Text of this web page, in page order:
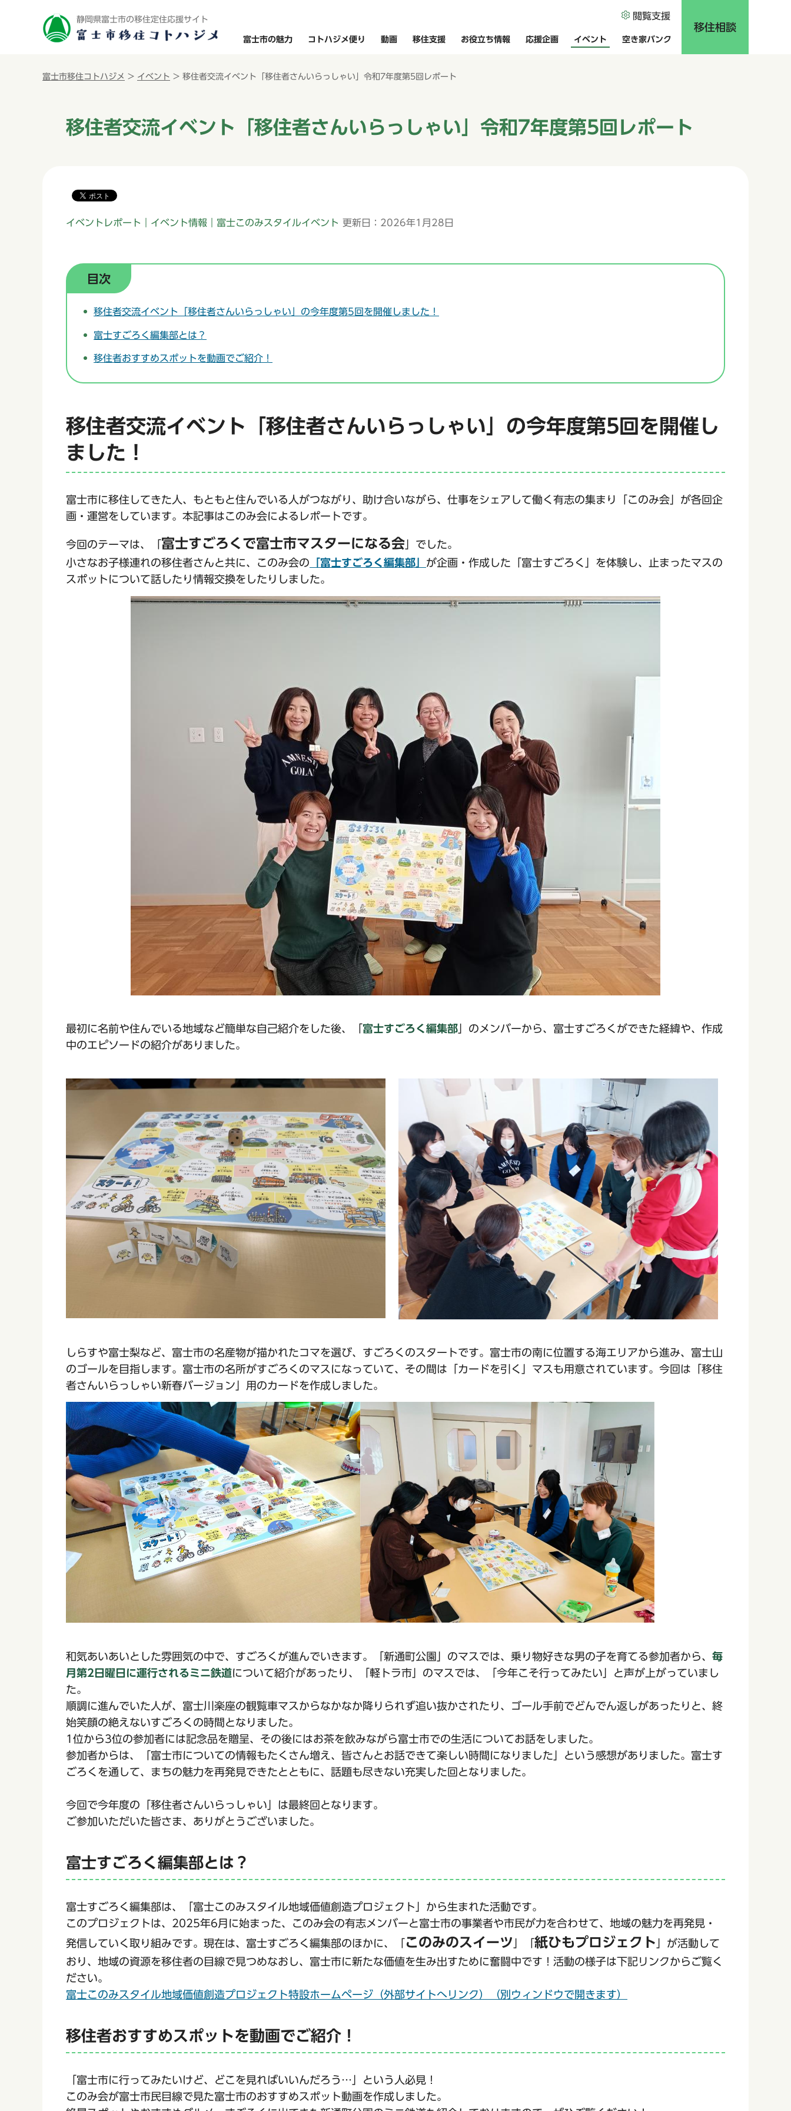
静岡県富士市の移住定住応援サイト 閲覧支援
富士市の魅力 コトハジメ便り 動画 移住支援 お役立ち情報 応援企画 イベント 空き家バンク
移住相談
富士市移住コトハジメ > イベント > 移住者交流イベント「移住者さんいらっしゃい」令和7年度第5回レポート
移住者交流イベント「移住者さんいらっしゃい」令和7年度第5回レポート
イベントレポート｜イベント情報｜富士このみスタイルイベント 更新日：2026年1月28日
目次
移住者交流イベント「移住者さんいらっしゃい」の今年度第5回を開催しました！
富士すごろく編集部とは？
移住者おすすめスポットを動画でご紹介！
移住者交流イベント「移住者さんいらっしゃい」の今年度第5 回を開催し
ました！
富士市に移住してきた人、もともと住んでいる人がつながり、助け合いながら、仕事をシェアして働く有志の集まり「このみ会」が各回企
画・運営をしています。本記事はこのみ会によるレポートです。
今回のテーマは、「 富士すごろくで富士市マスターになる会 」でした。
小さなお子様連れの移住者さんと共に、このみ会の 「富士すごろく編集部」 が企画・作成した「富士すごろく」を体験し、止まったマスの
スポットについて話したり情報交換をしたりしました。
最初に名前や住んでいる地域など簡単な自己紹介をした後、「 富士すごろく編集部 」のメンバーから、富士すごろくができた経緯や、作成
中のエピソードの紹介がありました。
しらすや富士梨など、富士市の名産物が描かれたコマを選び、すごろくのスタートです。富士市の南に位置する海エリアから進み、富士山
のゴールを目指します。富士市の名所がすごろくのマスになっていて、その間は「カードを引く」マスも用意されています。今回は「移住
者さんいらっしゃい新春バージョン」用のカードを作成しました。
和気あいあいとした雰囲気の中で、すごろくが進んでいきます。「新通町公園」のマスでは、乗り物好きな男の子を育てる参加者から、 毎
月第2日曜日に運行されるミニ鉄道について紹介があったり、「軽トラ市」のマスでは、「今年こそ行ってみたい」と声が上がっていまし
た。
順調に進んでいた人が、富士川楽座の観覧車マスからなかなか降りられず追い抜かされたり、ゴール手前でどんでん返しがあったりと、終
始笑顔の絶えないすごろくの時間となりました。
1位から3位の参加者には記念品を贈呈、その後にはお茶を飲みながら富士市での生活についてお話をしました。
参加者からは、「富士市についての情報もたくさん増え、皆さんとお話できて楽しい時間になりました」という感想がありました。富士す
ごろくを通して、まちの魅力を再発見できたとともに、話題も尽きない充実した回となりました。
今回で今年度の「移住者さんいらっしゃい」は最終回となります。
ご参加いただいた皆さま、ありがとうございました。
富士すごろく編集部とは？
富士すごろく編集部は、「富士このみスタイル地域価値創造プロジェクト」から生まれた活動です。
このプロジェクトは、2025年6月に始まった、このみ会の有志メンバーと富士市の事業者や市民が力を合わせて、地域の魅力を再発見・
発信していく取り組みです。現在は、富士すごろく編集部のほかに、「
このみのスイーツ 紙ひもプロジェクト
」が活動して
おり、地域の資源を移住者の目線で見つめなおし、富士市に新たな価値を生み出すために奮闘中です！活動の様子は下記リンクからご覧く
ださい。
富士このみスタイル地域価値創造プロジェクト特設ホームページ（外部サイトへリンク）（別ウィンドウで開きます）
移住者おすすめスポットを動画でご紹介！
「富士市に行ってみたいけど、どこを見ればいいんだろう…」という人必見！
このみ会が富士市民目線で見た富士市のおすすめスポット動画を作成しました。